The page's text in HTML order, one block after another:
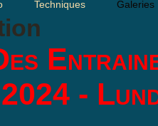
Techniques Galeries
2024 -